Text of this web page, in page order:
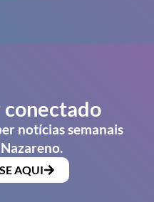
notícias semanais
AQUI